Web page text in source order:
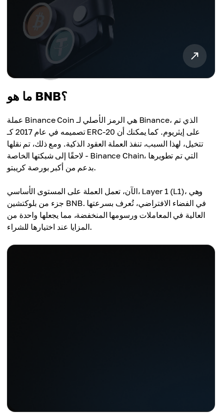
ما هو BNB؟
عملة Binance Coin هي الرمز الأصلي لـ Binance، الذي تم
تصميمه في عام 2017 كـ ERC-20 على إيثريوم. كما يمكنك أن
تتخيل، لهذا السبب، تنفذ العملة العقود الذكية. ومع ذلك، تم نقلها
لاحقًا إلى شبكتها الخاصة - Binance Chain، التي تم تطويرها
بدعم من أكبر بورصة كريبتو.
الآن، تعمل العملة على المستوى الأساسي، Layer 1 (L1)، وهي
جزء من بلوكتشين BNB. في الفضاء الافتراضي، تُعرف بسرعتها
العالية في المعاملات ورسومها المنخفضة، مما يجعلها واحدة من
المزايا عند اختيارها للشراء.